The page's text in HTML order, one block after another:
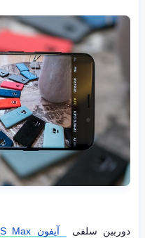
دوربین سلفی آیفون XS Max